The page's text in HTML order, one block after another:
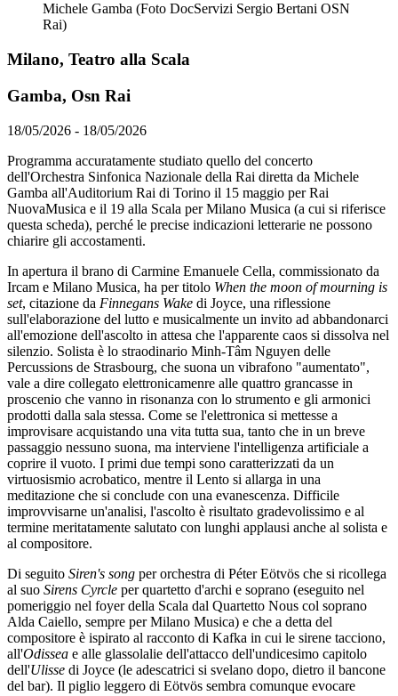
Michele Gamba (Foto DocServizi Sergio Bertani OSN
Rai)
Milano, Teatro alla Scala
Gamba, Osn Rai
18/05/2026 - 18/05/2026
Programma accuratamente studiato quello del concerto
dell'Orchestra Sinfonica Nazionale della Rai diretta da Michele
Gamba all'Auditorium Rai di Torino il 15 maggio per Rai
NuovaMusica e il 19 alla Scala per Milano Musica (a cui si riferisce
questa scheda), perché le precise indicazioni letterarie ne possono
chiarire gli accostamenti.
In apertura il brano di Carmine Emanuele Cella, commissionato da
Ircam e Milano Musica, ha per titolo When the moon of mourning is
set, citazione da Finnegans Wake di Joyce, una riflessione
sull'elaborazione del lutto e musicalmente un invito ad abbandonarci
all'emozione dell'ascolto in attesa che l'apparente caos si dissolva nel
silenzio. Solista è lo straodinario Minh-Tâm Nguyen delle
Percussions de Strasbourg, che suona un vibrafono "aumentato",
vale a dire collegato elettronicamenre alle quattro grancasse in
proscenio che vanno in risonanza con lo strumento e gli armonici
prodotti dalla sala stessa. Come se l'elettronica si mettesse a
improvisare acquistando una vita tutta sua, tanto che in un breve
passaggio nessuno suona, ma interviene l'intelligenza artificiale a
coprire il vuoto. I primi due tempi sono caratterizzati da un
virtuosismio acrobatico, mentre il Lento si allarga in una
meditazione che si conclude con una evanescenza. Difficile
improvvisarne un'analisi, l'ascolto è risultato gradevolissimo e al
termine meritatamente salutato con lunghi applausi anche al solista e
al compositore.
Di seguito Siren's song per orchestra di Péter Eötvös che si ricollega
al suo Sirens Cyrcle per quartetto d'archi e soprano (eseguito nel
pomeriggio nel foyer della Scala dal Quartetto Nous col soprano
Alda Caiello, sempre per Milano Musica) e che a detta del
compositore è ispirato al racconto di Kafka in cui le sirene tacciono,
all'Odissea e alle glassolalie dell'attacco dell'undicesimo capitolo
dell'Ulisse di Joyce (le adescatrici si svelano dopo, dietro il bancone
del bar). Il piglio leggero di Eötvös sembra comunque evocare